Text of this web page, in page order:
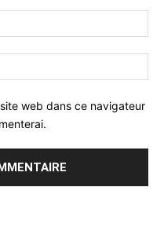
web dans ce navigateur